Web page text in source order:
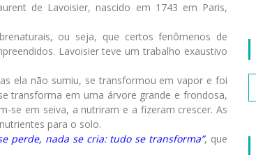
de Lavoisier, nascido em 1743 em Paris,
ou seja, que certos fenômenos de
Lavoisier teve um trabalho exaustivo
ela não sumiu, se transformou em vapor e foi
transforma em uma árvore grande e frondosa,
se em seiva, a nutriram e a fizeram crescer. As
para o solo.
perde, nada se cria: tudo se transforma”, que